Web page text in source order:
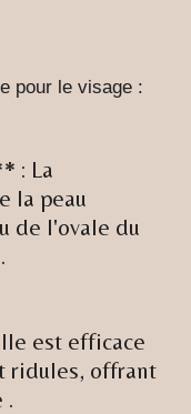
pour le visage :
: La
la peau
de l'ovale du
est efficace
ridules, offrant
.